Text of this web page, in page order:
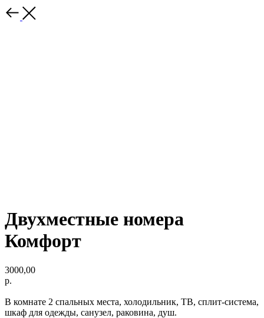
Двухместные номера
Комфорт
3000,00
р.
В комнате 2 спальных места, холодильник, ТВ, сплит-система,
шкаф для одежды, санузел, раковина, душ.